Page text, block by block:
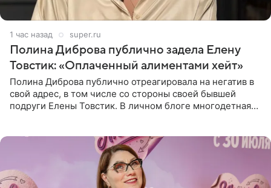
1 час назад super.ru
Полина Диброва публично задела Елену
Товстик: «Оплаченный алиментами хейт»
Полина Диброва публично отреагировала на негатив в
свой адрес, в том числе со стороны своей бывшей
подруги Елены Товстик. В личном блоге многодетная